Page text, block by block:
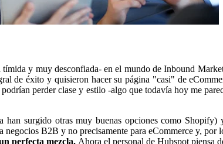
y muy desconfiada- en el mundo de Inbound
de éxito y quisieron hacer su página "casi" de
perder clase y estilo -algo que todavía hoy me
surgido otras muy buenas opciones como Shopify)
B2B y no precisamente para eCommerce y, por
perfecta mezcla. Ahora el personal de Hubspot piensa